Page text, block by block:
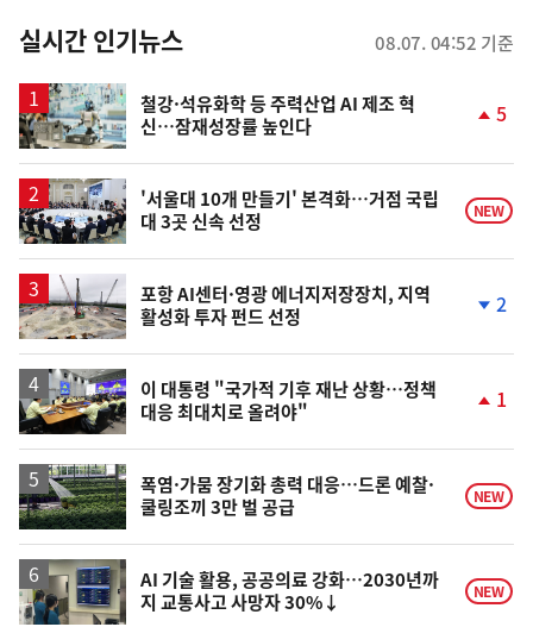
뉴
스
실시간 인기뉴스 08.07. 04:52 기준
철강·석유화학 등 주력산업 AI 제조 혁
신…잠재성장률 높인다
상
승
5
'서울대 10개 만들기' 본격화…거점 국립
대 3곳 신속 선정
NEW
포항 AI센터·영광 에너지저장장치, 지역
활성화 투자 펀드 선정
하
2
이 대통령 "국가적 기후 재난 상황…정책
대응 최대치로 올려야"
상
승
1
폭염·가뭄 장기화 총력 대응…드론 예찰·
쿨링조끼 3만 벌 공급
NEW
AI 기술 활용, 공공의료 강화…2030년까
지 교통사고 사망자 30%↓
NEW